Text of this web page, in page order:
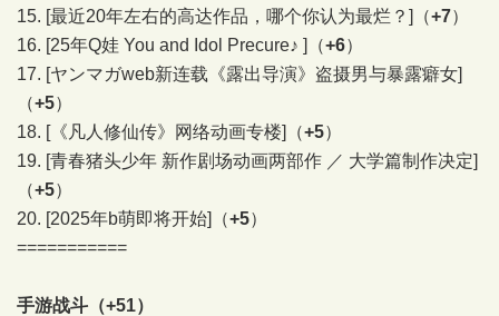
15. [最近20年左右的高达作品，哪个你认为最烂？] （+7）
16. [25年Q娃 You and Idol Precure♪ ​​​] （+6）
17. [ヤンマガweb新连载《露出导演》盗摄男与暴露癖女]
（+5）
18. [《凡人修仙传》网络动画专楼] （+5）
19. [青春猪头少年 新作剧场动画两部作 ／ 大学篇制作决定]
（+5）
20. [2025年b萌即将开始] （+5）
===========
手游战斗（+51）